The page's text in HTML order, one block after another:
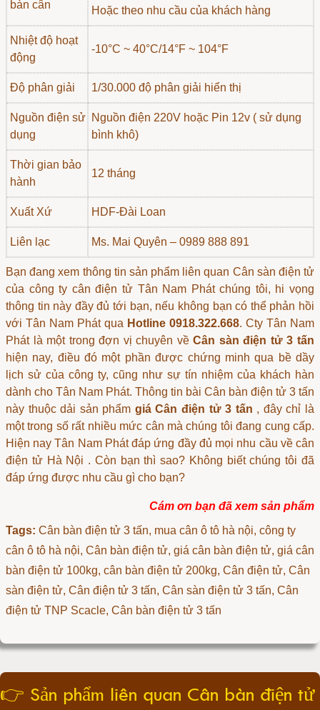
bàn cân Hoặc theo nhu cầu của khách hàng
Nhiệt độ hoạt
động
-10°C ~ 40°C/14°F ~ 104°F
Độ phân giải 1/30.000 độ phân giải hiển thị
Nguồn điện sử
dụng
Nguồn điện 220V hoặc Pin 12v ( sử dụng
bình khô)
Thời gian bảo
hành
12 tháng
Xuất Xứ HDF-Đài Loan
Liên lạc Ms. Mai Quyên – 0989 888 891
Bạn đang xem thông tin sản phẩm liên quan Cân sàn điện tử
của công ty cân điện tử Tân Nam Phát chúng tôi, hi vọng
thông tin này đầy đủ tới bạn, nếu không bạn có thể phản hồi
với Tân Nam Phát qua Hotline 0918.322.668. Cty Tân Nam
Phát là một trong đợn vị chuyên vềCân sàn điện tử 3 tấn
hiện nay, điều đó một phần được chứng minh qua bề dầy
lịch sử của công ty, cũng như sự tín nhiệm của khách hàn
dành cho Tân Nam Phát. Thông tin bài Cân bàn điện tử 3 tấn
này thuộc dải sản phẩm giá Cân điện tử 3 tấn , đây chỉ là
một trong số rất nhiều mức cân mà chúng tôi đang cung cấp.
Hiện nay Tân Nam Phát đáp ứng đầy đủ mọi nhu cầu về cân
điện tử Hà Nội . Còn bạn thì sao? Không biết chúng tôi đã
đáp ứng được nhu cầu gì cho bạn?
Cám ơn bạn đã xem sản phẩm
Tags: Cân bàn điện tử 3 tấn, mua cân ô tô hà nội, công ty
cân ô tô hà nội, Cân bàn điện tử, giá cân bàn điện tử, giá cân
bàn điện tử 100kg, cân bàn điện tử 200kg, Cân điện tử, Cân
sàn điện tử, Cân điện tử 3 tấn, Cân sàn điện tử 3 tấn, Cân
điện tử TNP Scacle, Cân bàn điện tử 3 tấn
👉 Sản phẩm liên quan Cân bàn điện tử